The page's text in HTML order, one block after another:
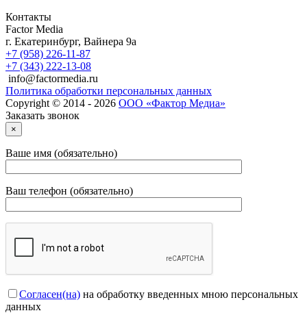
Контакты
Factor Media
г. Екатеринбург, Вайнера 9а
+7 (958) 226-11-87
+7 (343) 222-13-08
info@factormedia.ru
Политика обработки персональных данных
Copyright © 2014 - 2026 ООО «Фактор Медиа»
Заказать звонок
×
Ваше имя (обязательно)
Ваш телефон (обязательно)
Согласен(на) на обработку введенных мною персональных
данных